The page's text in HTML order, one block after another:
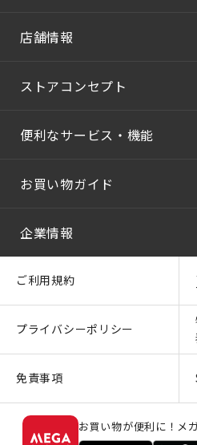
店舗情報
ストアコンセプト
便利なサービス・機能
お買い物ガイド
企業情報
ご利用規約
プライバシーポリシー
免責事項
お買い物が便利に！メ